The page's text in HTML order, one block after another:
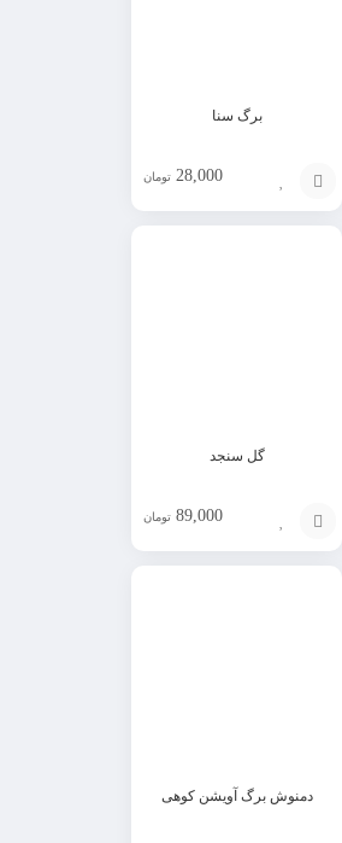
برگ سنا
28,000 تومان
گل سنجد
89,000 تومان
دمنوش برگ آویشن کوهی